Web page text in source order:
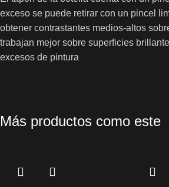
exceso se puede retirar con un pincel
obtener contrastantes medios-altos
trabajan mejor sobre superficies
excesos de pintura
Más productos como este